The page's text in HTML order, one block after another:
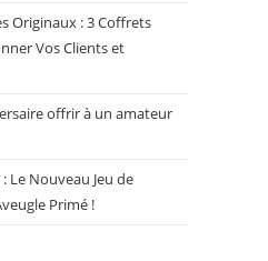
Originaux : 3 Coffrets
Vos Clients et
offrir à un amateur
Le Nouveau Jeu de
Primé !